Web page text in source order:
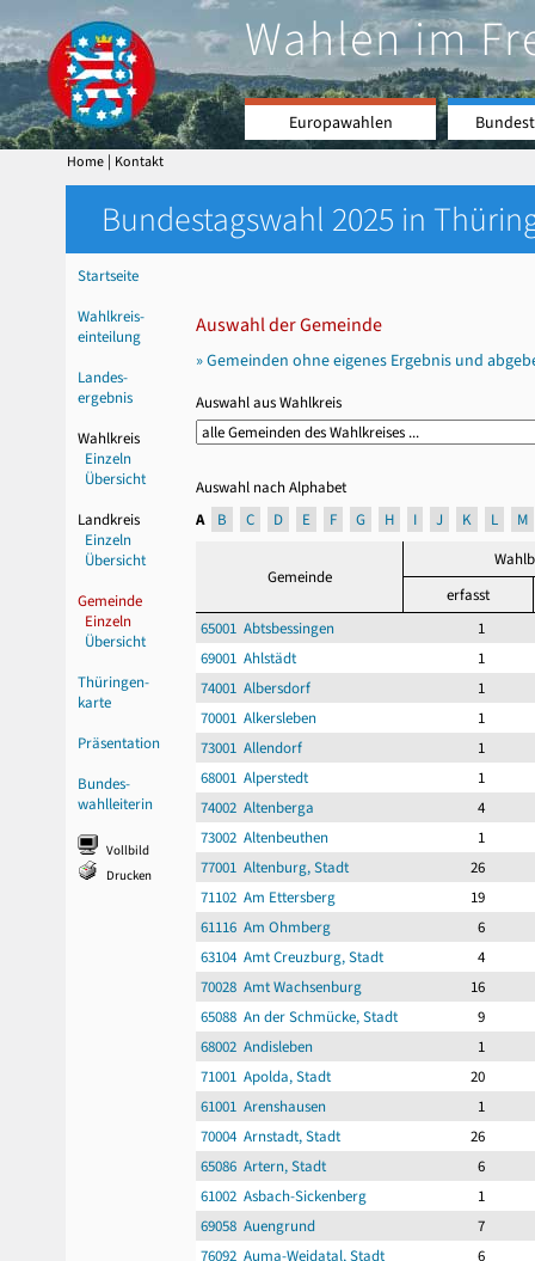
Wahlen im
Europawahlen
Home | Kontakt
Bundestagswahl 2025 in
Startseite
Wahlkreis-
einteilung
Landes-
ergebnis
Wahlkreis
Einzeln
Übersicht
Landkreis
Einzeln
Übersicht
Gemeinde
Einzeln
Übersicht
Thüringen-
karte
Präsentation
Bundes-
wahlleiterin
Vollbild
Drucken
Auswahl der Gemeinde
» Gemeinden ohne eigenes Ergebnis und
Auswahl aus Wahlkreis
Auswahl nach Alphabet
A
B C D E F G H I J K L M
Gemeinde
erfasst
65001 Abtsbessingen
1
69001 Ahlstädt
1
74001 Albersdorf
1
70001 Alkersleben
1
73001 Allendorf
1
68001 Alperstedt
1
74002 Altenberga
4
73002 Altenbeuthen
1
77001 Altenburg, Stadt
26
71102 Am Ettersberg
19
61116 Am Ohmberg
6
63104 Amt Creuzburg, Stadt
4
70028 Amt Wachsenburg
16
65088 An der Schmücke, Stadt
9
68002 Andisleben
1
71001 Apolda, Stadt
20
61001 Arenshausen
1
70004 Arnstadt, Stadt
26
65086 Artern, Stadt
6
61002 Asbach-Sickenberg
1
69058 Auengrund
7
76092 Auma-Weidatal, Stadt
6